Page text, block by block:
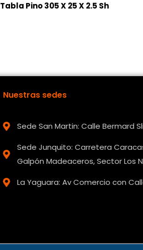
Tabla Pino 305 X 25 X 2.5 Sh
Nuestras sedes
Sede San Martin: Calle Bermard
Sede Junquito: Carretera
Galpón Madeaceros, Sector Los
La Yaguara: Av Comercio con